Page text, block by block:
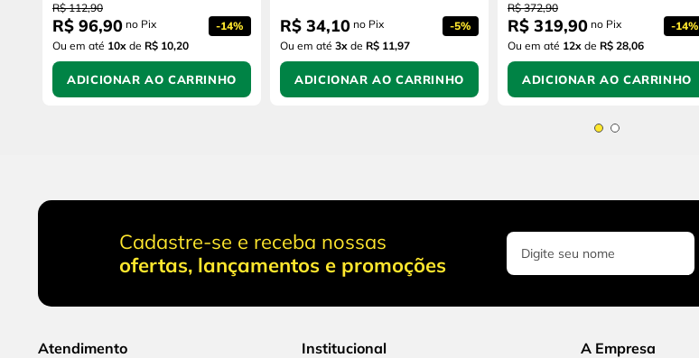
R$ 112,90
R$ 96,90 no Pix -14%
Ou em até 10x de R$ 10,20
ADICIONAR AO CARRINHO
R$ 34,10 no Pix -5%
Ou em até 3x de R$ 11,97
ADICIONAR AO CARRINHO
R$ 372,90
R$ 319,90 no Pix -14%
Ou em até 12x de R$ 28,06
ADICIONAR AO CARRINHO
Cadastre-se e receba nossas
ofertas, lançamentos e promoções
Atendimento Institucional A Empresa